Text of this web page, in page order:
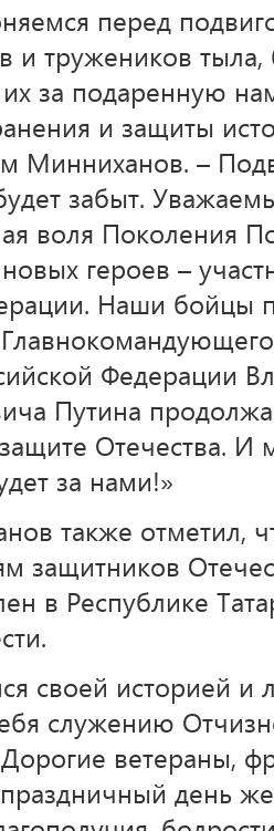
перед
и тружеников тыла,
за подаренную
и защиты
Минниханов. –
забыт.
воля Поколения
героев –
Наши бойцы
Федерации
Путина
Отечества.
за нами!»
также отметил,
защитников
в Республике
своей историей и
служению
Дорогие ветераны,
праздничный день